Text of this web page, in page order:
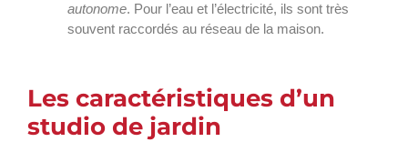
autonome. Pour l’eau et l’électricité, ils sont très
souvent raccordés au réseau de la maison.
Les caractéristiques d’un
studio de jardin